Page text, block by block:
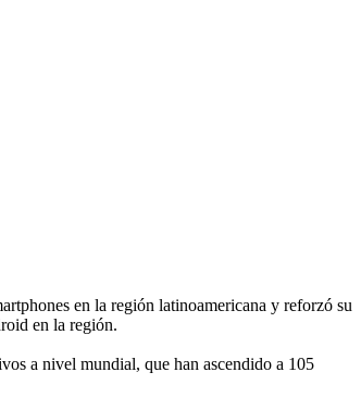
en la región latinoamericana y reforzó su
en la región.
a nivel mundial, que han ascendido a 105